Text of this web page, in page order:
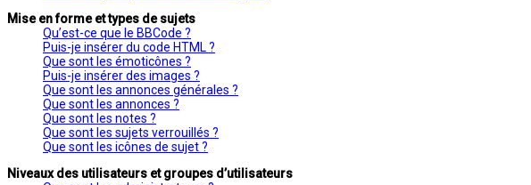
Mise en forme et types de sujets
Qu’est-ce que le BBCode ?
Puis-je insérer du code HTML ?
Que sont les émoticônes ?
Puis-je insérer des images ?
Que sont les annonces générales ?
Que sont les annonces ?
Que sont les notes ?
Que sont les sujets verrouillés ?
Que sont les icônes de sujet ?
Niveaux des utilisateurs et groupes d’utilisateurs